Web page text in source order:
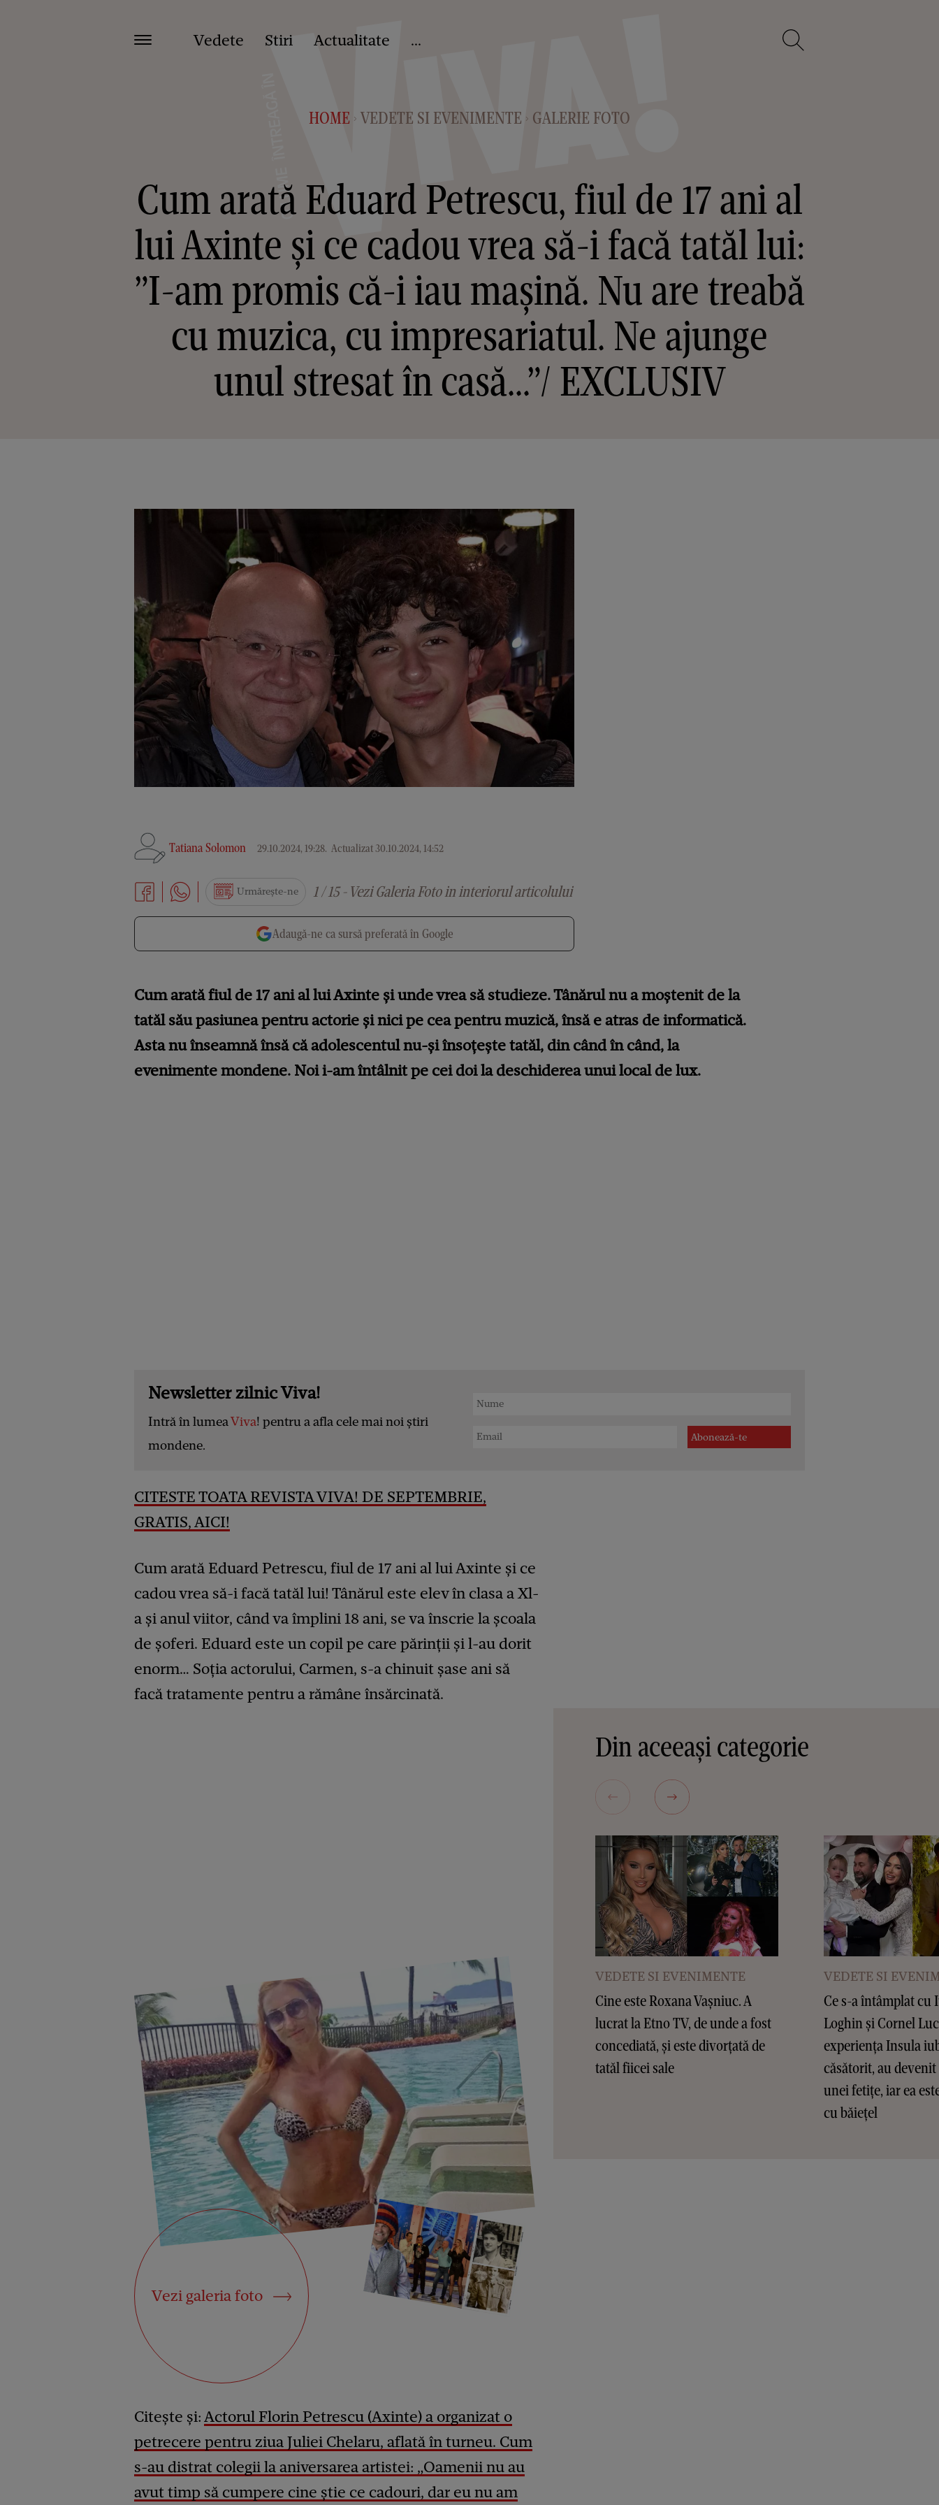
Vedete Stiri Actualitate ...
HOME > VEDETE SI EVENIMENTE > GALERIE FOTO
Cum arată Eduard Petrescu, fiul de 17 ani al
lui Axinte și ce cadou vrea să-i facă tatăl lui:
”I-am promis că-i iau mașină. Nu are treabă
cu muzica, cu impresariatul. Ne ajunge
unul stresat în casă...”/ EXCLUSIV
Tatiana Solomon 29.10.2024, 19:28. Actualizat 30.10.2024, 14:52
Urmărește-ne 1 / 15 - Vezi Galeria Foto in interiorul articolului
Adaugă-ne ca sursă preferată în Google
Cum arată fiul de 17 ani al lui Axinte și unde vrea să studieze. Tânărul nu a moștenit de la
tatăl său pasiunea pentru actorie și nici pe cea pentru muzică, însă e atras de informatică.
Asta nu înseamnă însă că adolescentul nu-și însoțește tatăl, din când în când, la
evenimente mondene. Noi i-am întâlnit pe cei doi la deschiderea unui local de lux.
Newsletter zilnic Viva!
Intră în lumeaViva! pentru a afla cele mai noi știri
mondene.
CITESTE TOATA REVISTA VIVA! DE SEPTEMBRIE,
GRATIS, AICI!
Cum arată Eduard Petrescu, fiul de 17 ani al lui Axinte și ce
cadou vrea să-i facă tatăl lui! Tânărul este elev în clasa a Xl-
a și anul viitor, când va împlini 18 ani, se va înscrie la școala
de șoferi. Eduard este un copil pe care părinții și l-au dorit
enorm… Soția actorului, Carmen, s-a chinuit șase ani să
facă tratamente pentru a rămâne însărcinată.
Vezi galeria foto
Citește și:Actorul Florin Petrescu (Axinte) a organizat o
petrecere pentru ziua Juliei Chelaru, aflată în turneu. Cum
s-au distrat colegii la aniversarea artistei: „Oamenii nu au
avut timp să cumpere cine știe ce cadouri, dar eu nu am
Din aceeași categorie
VEDETE SI EVENIMENTE
Cine este Roxana Vașniuc. A
lucrat la Etno TV, de unde a fost
concediată, și este divorțată de
tatăl fiicei sale
VEDETE SI
Ce s-a întâmplat cu
Loghin și Cornel
experiența Insula
căsătorit, au
unei fetițe, iar ea
cu băiețel